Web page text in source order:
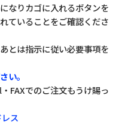
なりカゴに入れるボタンを
ていることをご確認くださ
とは指示に従い必要事項を
い。
FAXでのご注文もうけ賜っ
ス